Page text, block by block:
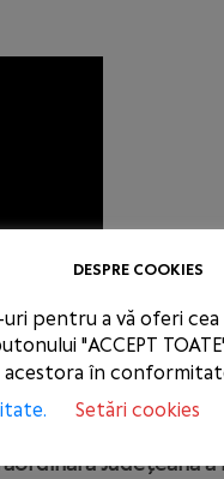
Camerei
Județeană a
DESPRE COOKIES
uri pentru a vă oferi
"ACCEPT
acestora în
Setări cookies